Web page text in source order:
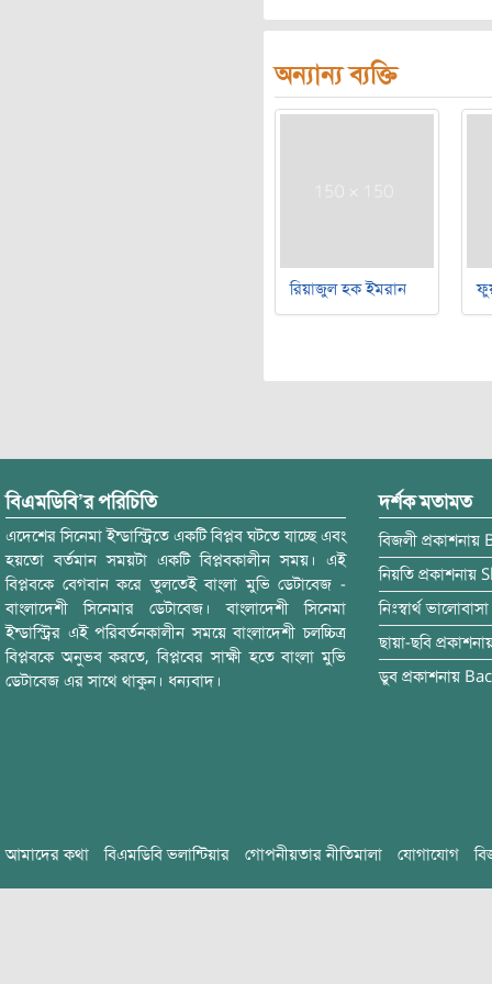
অন্যান্য ব্যক্তি
রিয়াজুল হক ইমরান
বিএমডিবি’র পরিচিতি
এদেশের সিনেমা ইন্ডাস্ট্রিতে একটি বিপ্লব ঘটতে যাচ্ছে এবং
হয়তো বর্তমান সময়টা একটি বিপ্লবকালীন সময়। এই
বিপ্লবকে বেগবান করে তুলতেই বাংলা মুভি ডেটাবেজ -
বাংলাদেশী সিনেমার ডেটাবেজ। বাংলাদেশী সিনেমা
ইন্ডাস্ট্রির এই পরিবর্তনকালীন সময়ে বাংলাদেশী চলচ্চিত্র
বিপ্লবকে অনুভব করতে, বিপ্লবের সাক্ষী হতে বাংলা মুভি
ডেটাবেজ এর সাথে থাকুন। ধন্যবাদ।
দর্শক মতামত
বিজলী প্রকাশনায়
নিয়তি প্রকাশনায়
নিঃস্বার্থ ভালোবাসা
ছায়া-ছবি
ডুব প্রকাশনায়
আমাদের কথা বিএমডিবি ভলান্টিয়ার গোপনীয়তার নীতিমালা যোগাযোগ